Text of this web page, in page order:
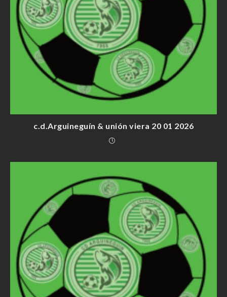
c.d.Arguineguín & unión viera 20 01 2026